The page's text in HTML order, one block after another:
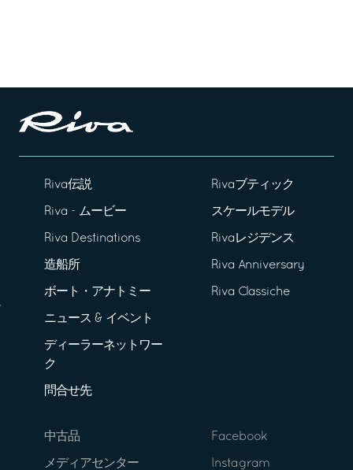
Riva伝説
Riva - ムービー
Riva Destinations
造船所
ボート・アナトミー
ニュース & イベント
ディーラーネットワー
ク
問合せ先
Rivaブティック
スケールモデル
Rivaレジデンス
Riva Anniversary
Riva Classiche
中古品
メディアセンター
Facebook
Instagram